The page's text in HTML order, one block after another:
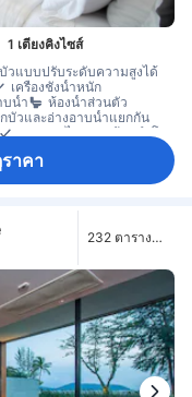
1 เตียงคิงไซส์
วแบบปรับระดับความสูงได้
เครื่องชั่งน้ำหนัก
บน้ำ
ห้องน้ำส่วนตัว
บัวและอ่างอาบน้ำแยกกัน
แท่นวางไอพอดพร้อมลำโพง
ม/เคเบิล
อินเทอร์เน็ตไร้สาย (ฟรี)
ท้าแตะใส่ในห้องพัก
ด (ฟรี)
ผลไม้/ของว่าง
น
สระว่ายน้ำส่วนตัว
เครื่องอบผ้า
ตู้เสื้อผ้า
า
งทางเดินด้านนอก
รื่องปรับอากาศส่วนตัว
ามปลอดภัย ห้องปลอดบุหรี่
าคา
232 ตาราง